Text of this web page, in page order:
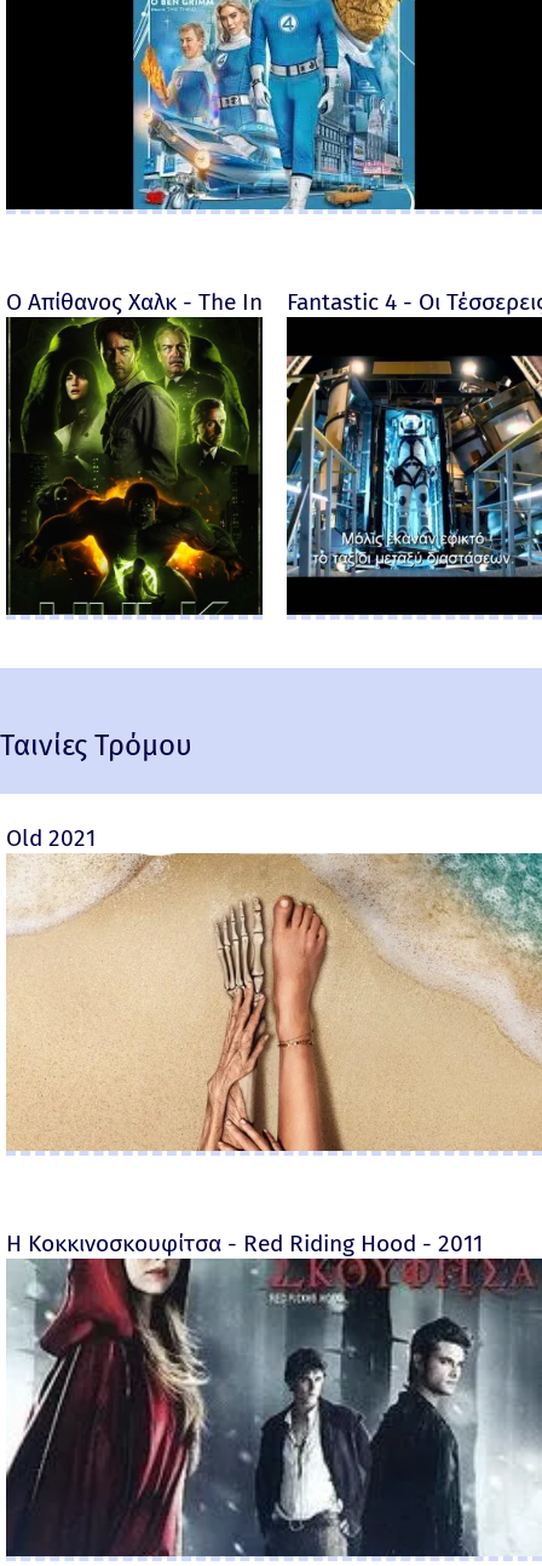
Ο Απίθανος Χαλκ - The Incredible Hulk - 2008
Fantastic 4 - Οι
Ταινίες Τρόμου
Old 2021
Η Κοκκινοσκουφίτσα - Red Riding Hood - 2011